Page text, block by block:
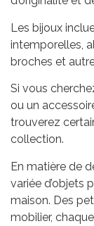
Les bijoux
intemporelles,
broches et
Si vous
ou un
trouverez
collection.
En matière de
variée d’objets
maison. Des
mobilier,